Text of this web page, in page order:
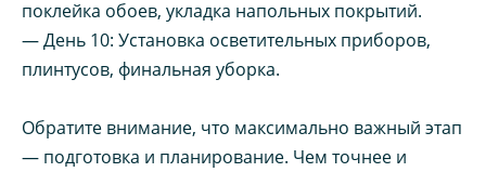
поклейка обоев, укладка напольных покрытий.
— День 10: Установка осветительных приборов,
плинтусов, финальная уборка.
Обратите внимание, что максимально важный этап
— подготовка и планирование. Чем точнее и